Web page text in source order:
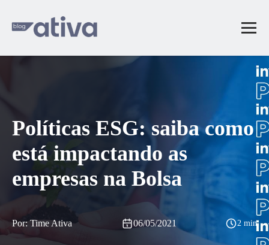
Políticas ESG: saiba como
está impactando as
empresas na Bolsa
Por: Time Ativa 06/05/2021 2 min